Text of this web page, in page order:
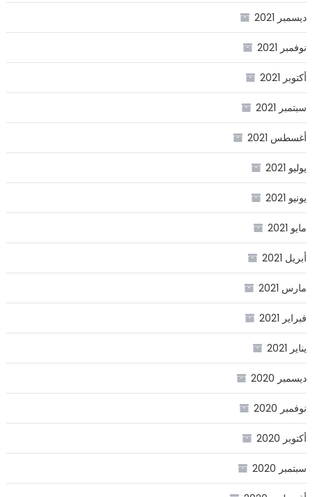
ديسمبر 2021
نوفمبر 2021
أكتوبر 2021
سبتمبر 2021
أغسطس 2021
يوليو 2021
يونيو 2021
مايو 2021
أبريل 2021
مارس 2021
فبراير 2021
يناير 2021
ديسمبر 2020
نوفمبر 2020
أكتوبر 2020
سبتمبر 2020